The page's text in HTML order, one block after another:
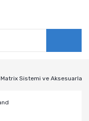
Matrix Sistemi ve Aksesuarları